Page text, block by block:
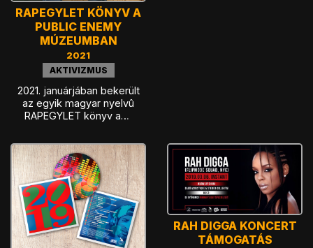
RAPEGYLET KÖNYV A
PUBLIC ENEMY
MÚZEUMBAN
2021
AKTIVIZMUS
2021. januárjában bekerült
az egyik magyar nyelvû
RAPEGYLET könyv a…
RAH DIGGA KONCERT
TÁMOGATÁS